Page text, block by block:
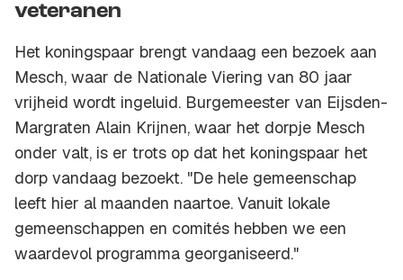
veteranen
Het koningspaar brengt vandaag een bezoek aan
Mesch, waar de Nationale Viering van 80 jaar
vrijheid wordt ingeluid. Burgemeester van Eijsden-
Margraten Alain Krijnen, waar het dorpje Mesch
onder valt, is er trots op dat het koningspaar het
dorp vandaag bezoekt. "De hele gemeenschap
leeft hier al maanden naartoe. Vanuit lokale
gemeenschappen en comités hebben we een
waardevol programma georganiseerd."